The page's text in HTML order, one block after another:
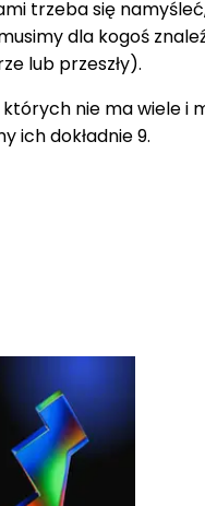
trzeba się
dla kogoś
lub przeszły).
nie ma wiele i
ich dokładnie 9.